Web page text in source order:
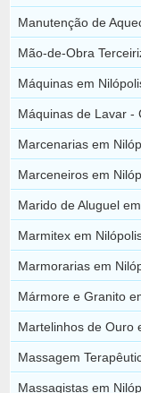
Manutenção de
Mão-de-Obra
Máquinas em
Máquinas de Lavar -
Marcenarias em
Marceneiros em
Marido de Aluguel
Marmitex em
Marmorarias em
Mármore e Granito
Martelinhos de Ouro
Massagem
Massagistas em